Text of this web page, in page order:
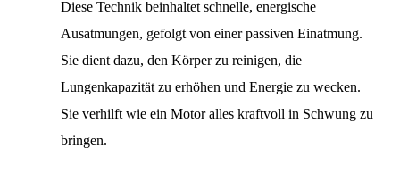
Diese Technik beinhaltet schnelle, energische
Ausatmungen, gefolgt von einer passiven Einatmung.
Sie dient dazu, den Körper zu reinigen, die
Lungenkapazität zu erhöhen und Energie zu wecken.
Sie verhilft wie ein Motor alles kraftvoll in Schwung zu
bringen.